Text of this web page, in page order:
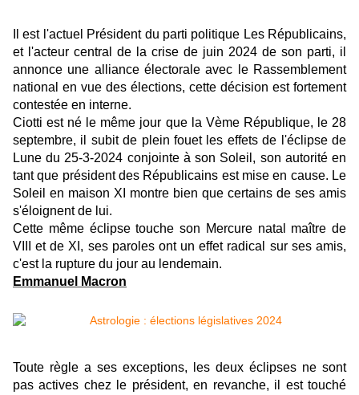
Il est l'actuel Président du parti politique Les Républicains,
et l'acteur central de la crise de juin 2024 de son parti, il
annonce une alliance électorale avec le Rassemblement
national en vue des élections, cette décision est fortement
contestée en interne.
Ciotti est né le même jour que la Vème République, le 28
septembre, il subit de plein fouet les effets de l'éclipse de
Lune du 25-3-2024 conjointe à son Soleil, son autorité en
tant que président des Républicains est mise en cause. Le
Soleil en maison XI montre bien que certains de ses amis
s'éloignent de lui.
Cette même éclipse touche son Mercure natal maître de
VIII et de XI, ses paroles ont un effet radical sur ses amis,
c'est la rupture du jour au lendemain.
Emmanuel Macron
Toute règle a ses exceptions, les deux éclipses ne sont
pas actives chez le président, en revanche, il est touché